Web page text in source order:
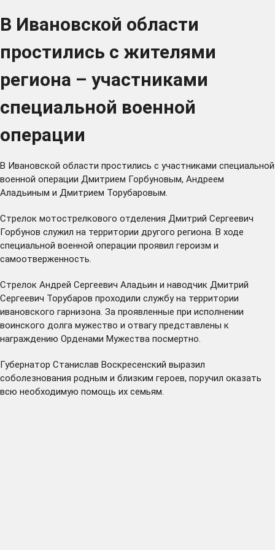
В Ивановской области
простились с жителями
региона – участниками
специальной военной
операции
В Ивановской области простились с участниками специальной
военной операции Дмитрием Горбуновым, Андреем
Аладьиным и Дмитрием Торубаровым.
Стрелок мотострелкового отделения Дмитрий Сергеевич
Горбунов служил на территории другого региона. В ходе
специальной военной операции проявил героизм и
самоотверженность.
Стрелок Андрей Сергеевич Аладьин и наводчик Дмитрий
Сергеевич Торубаров проходили службу на территории
ивановского гарнизона. За проявленные при исполнении
воинского долга мужество и отвагу представлены к
награждению Орденами Мужества посмертно.
Губернатор Станислав Воскресенский выразил
соболезнования родным и близким героев, поручил оказать
всю необходимую помощь их семьям.